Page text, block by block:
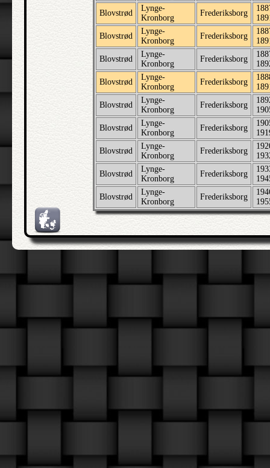
Blovstrød
Lynge-
Kronborg
Frederiksborg
Blovstrød
Lynge-
Kronborg
Frederiksborg
Blovstrød
Lynge-
Kronborg
Frederiksborg
Blovstrød
Lynge-
Kronborg
Frederiksborg
Blovstrød
Lynge-
Kronborg
Frederiksborg
Blovstrød
Lynge-
Kronborg
Frederiksborg
Blovstrød
Lynge-
Kronborg
Frederiksborg
Blovstrød
Lynge-
Kronborg
Frederiksborg
Blovstrød
Lynge-
Kronborg
Frederiksborg